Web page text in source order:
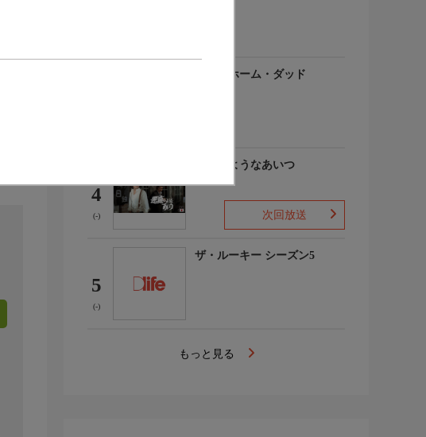
アットホーム・ダッド
4
(-)
悪魔のようなあいつ
次回放送
5
(-)
ザ・ルーキー シーズン5
もっと見る